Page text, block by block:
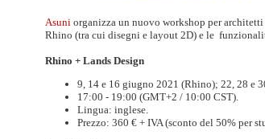
Asuni organizza un nuovo workshop per
Rhino (tra cui disegni e layout 2D) e le
Rhino + Lands Design
9, 14 e 16 giugno 2021 (Rhino); 22, 28 e
17:00 - 19:00 (GMT+2 / 10:00 CST).
Lingua: inglese.
Prezzo: 360 € + IVA (sconto del 50% per